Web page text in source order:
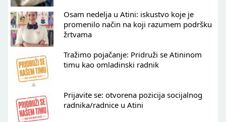
Osam nedelja u Atini: iskustvo koje je
promenilo način na koji razumem podršku
žrtvama
Tražimo pojačanje: Pridruži se Atininom
timu kao omladinski radnik
Prijavite se: otvorena pozicija socijalnog
radnika/radnice u Atini